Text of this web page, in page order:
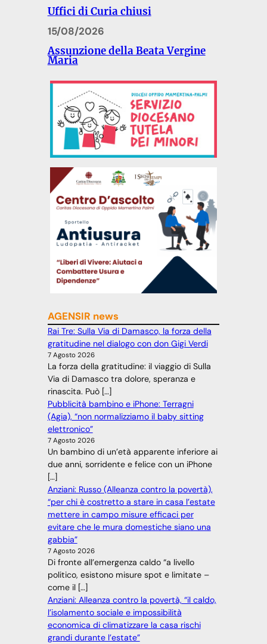
Uffici di Curia chiusi
15/08/2026
Assunzione della Beata Vergine
Maria
AGENSIR news
Rai Tre: Sulla Via di Damasco, la forza della
gratitudine nel dialogo con don Gigi Verdi
7 Agosto 2026
La forza della gratitudine: il viaggio di Sulla
Via di Damasco tra dolore, speranza e
rinascita. Può […]
Pubblicità bambino e iPhone: Terragni
(Agia), “non normalizziamo il baby sitting
elettronico”
7 Agosto 2026
Un bambino di un’età apparente inferiore ai
due anni, sorridente e felice con un iPhone
[…]
Anziani: Russo (Alleanza contro la povertà),
“per chi è costretto a stare in casa l’estate
mettere in campo misure efficaci per
evitare che le mura domestiche siano una
gabbia”
7 Agosto 2026
Di fronte all’emergenza caldo “a livello
politico, esistono misure spot e limitate –
come il […]
Anziani: Alleanza contro la povertà, “il caldo,
l’isolamento sociale e impossibilità
economica di climatizzare la casa rischi
grandi durante l’estate”